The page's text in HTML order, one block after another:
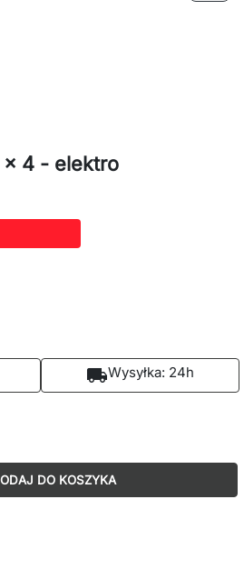
x 4 - elektro
local_shippingWysyłka: 24h
DO KOSZYKA